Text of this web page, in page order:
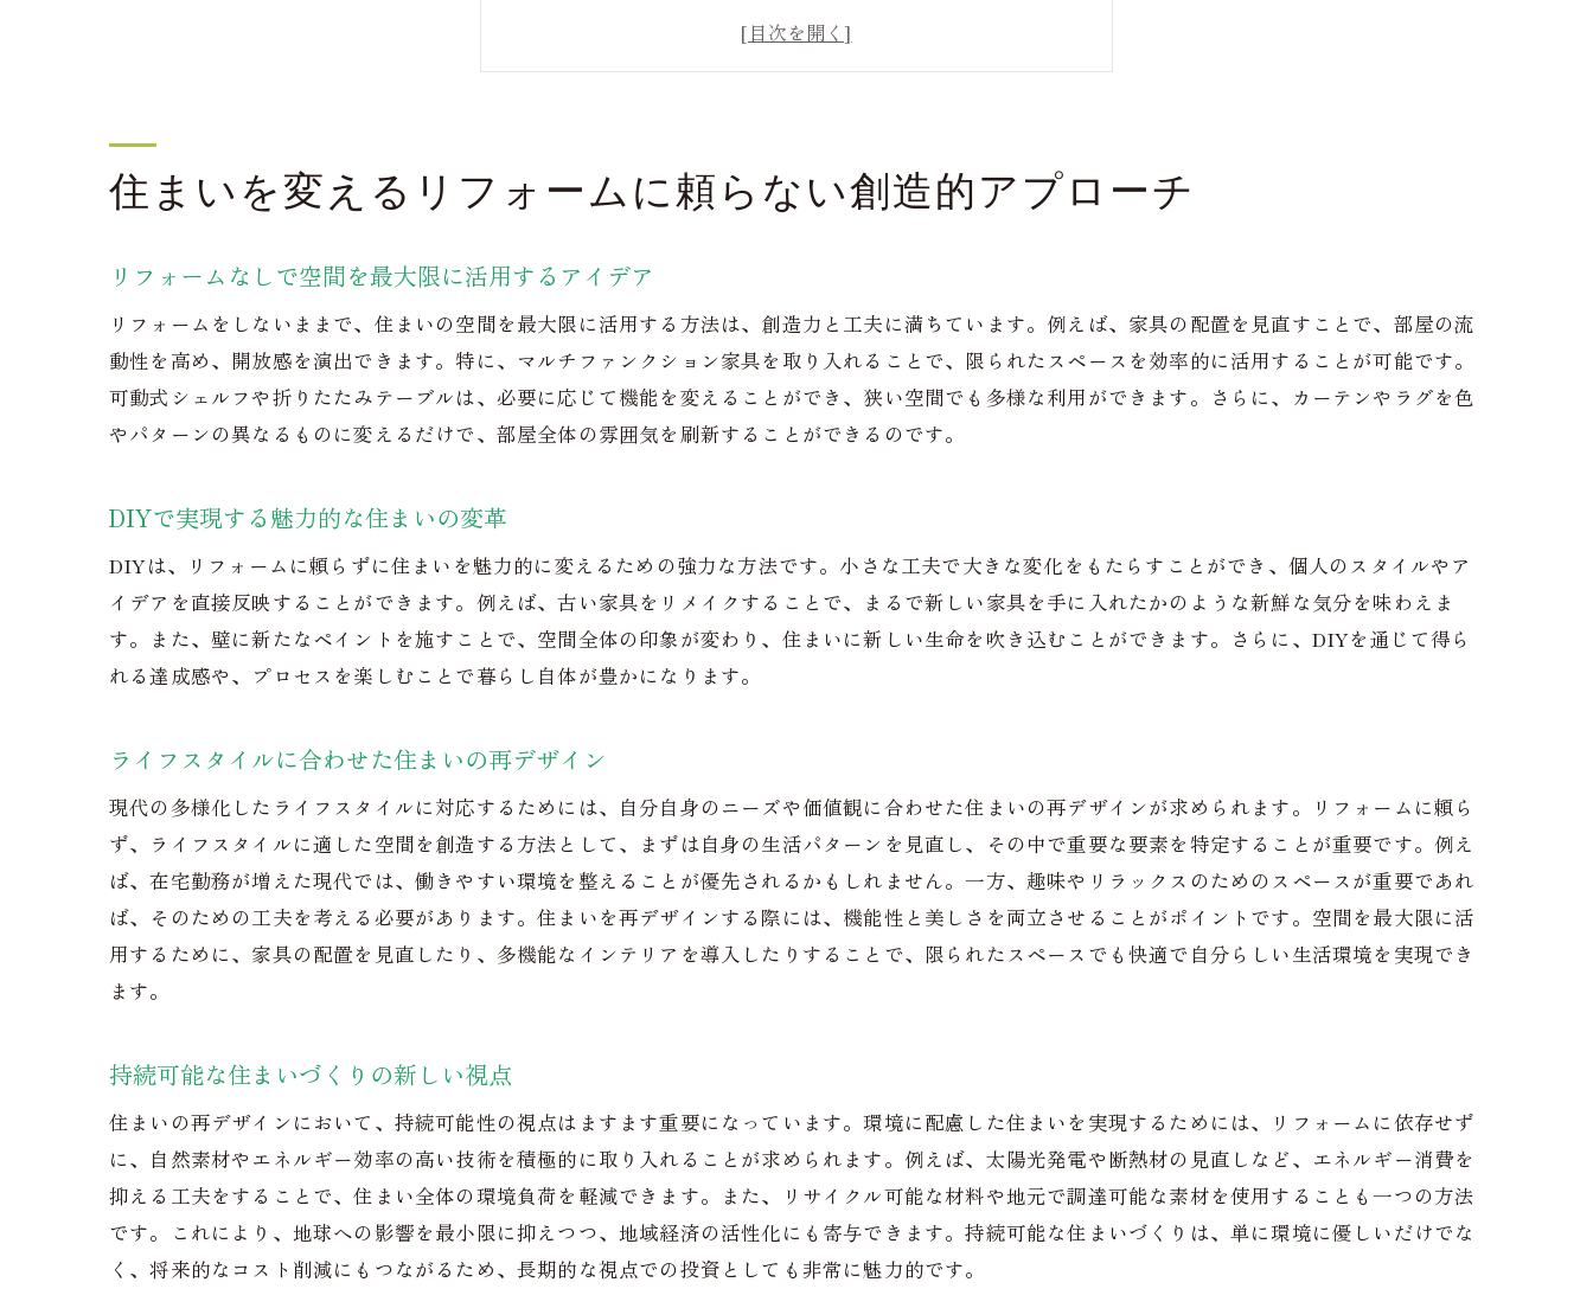
ライフスタイルに合わせた住まいの再デザイン
持続可能な住まいづくりの新しい視点
リフォーム不要！住空間の革新を実現する方法
色彩と光で演出する居心地の良さ
機能をプラスする小物選びのポイント
エコフレンドリーな素材選択のコツ
自分らしさを表現するデザインの工夫
限られたスペースを活かす収納アイディア
ハンドメイドで加える個性の魅力
現代のニーズに応えるホームテクノロジー
植物を使った癒しのインテリア
住空間の機能性を高める新発想
リフォームを超えた住まいの改善アイデア
簡単に取り入れられる模様替えのテクニック
気軽に試せるスタイルチェンジのヒント
空間を広く見せる視覚トリック
古い家具を再利用した新しい魅力
ホームオートメーションで生活を便利に
自然光を活かした明るい部屋の作り方
季節ごとに楽しむインテリアチェンジ
素材選びで変わる室内の空気感
住まいを変えるリフォームに頼らない創造的アプローチ
リフォームなしで空間を最大限に活用するアイデア
リフォームをしないままで、住まいの空間を最大限に活用する方法は、創造力と工夫に満ちています。例えば、家具の配置を見直すことで、部屋の流
動性を高め、開放感を演出できます。特に、マルチファンクション家具を取り入れることで、限られたスペースを効率的に活用することが可能です。
可動式シェルフや折りたたみテーブルは、必要に応じて機能を変えることができ、狭い空間でも多様な利用ができます。さらに、カーテンやラグを色
やパターンの異なるものに変えるだけで、部屋全体の雰囲気を刷新することができるのです。
DIYで実現する魅力的な住まいの変革
DIYは、リフォームに頼らずに住まいを魅力的に変えるための強力な方法です。小さな工夫で大きな変化をもたらすことができ、個人のスタイルやア
イデアを直接反映することができます。例えば、古い家具をリメイクすることで、まるで新しい家具を手に入れたかのような新鮮な気分を味わえま
す。また、壁に新たなペイントを施すことで、空間全体の印象が変わり、住まいに新しい生命を吹き込むことができます。さらに、DIYを通じて得ら
れる達成感や、プロセスを楽しむことで暮らし自体が豊かになります。
ライフスタイルに合わせた住まいの再デザイン
現代の多様化したライフスタイルに対応するためには、自分自身のニーズや価値観に合わせた住まいの再デザインが求められます。リフォームに頼ら
ず、ライフスタイルに適した空間を創造する方法として、まずは自身の生活パターンを見直し、その中で重要な要素を特定することが重要です。例え
ば、在宅勤務が増えた現代では、働きやすい環境を整えることが優先されるかもしれません。一方、趣味やリラックスのためのスペースが重要であれ
ば、そのための工夫を考える必要があります。住まいを再デザインする際には、機能性と美しさを両立させることがポイントです。空間を最大限に活
用するために、家具の配置を見直したり、多機能なインテリアを導入したりすることで、限られたスペースでも快適で自分らしい生活環境を実現でき
ます。
持続可能な住まいづくりの新しい視点
住まいの再デザインにおいて、持続可能性の視点はますます重要になっています。環境に配慮した住まいを実現するためには、リフォームに依存せず
に、自然素材やエネルギー効率の高い技術を積極的に取り入れることが求められます。例えば、太陽光発電や断熱材の見直しなど、エネルギー消費を
抑える工夫をすることで、住まい全体の環境負荷を軽減できます。また、リサイクル可能な材料や地元で調達可能な素材を使用することも一つの方法
です。これにより、地球への影響を最小限に抑えつつ、地域経済の活性化にも寄与できます。持続可能な住まいづくりは、単に環境に優しいだけでな
く、将来的なコスト削減にもつながるため、長期的な視点での投資としても非常に魅力的です。